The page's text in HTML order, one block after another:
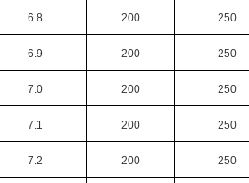
6.8 200 250
6.9 200 250
7.0 200 250
7.1 200 250
7.2 200 250